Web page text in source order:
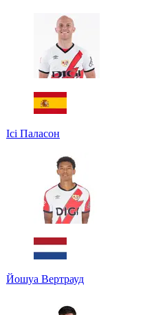
Ісі Паласон
Йошуа Вертрауд